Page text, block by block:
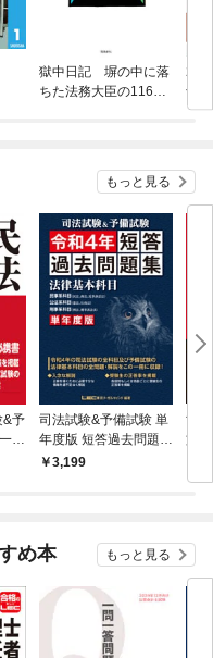
獄中日記 塀の中に落
ちた法務大臣の1160
予
集
もっと見る
&予
六
司法試験&予備試験 単
年度版 短答過去問題集
(法律基本科目) 令和4
3,199
司
文
解
め本 もっと見る